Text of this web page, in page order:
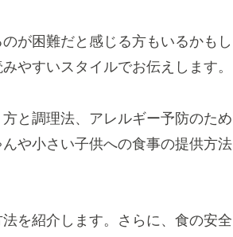
が困難だと感じる方もいるかもし
やすいスタイルでお伝えします。
と調理法、アレルギー予防のため
や小さい子供への食事の提供方法
を紹介します。さらに、食の安全